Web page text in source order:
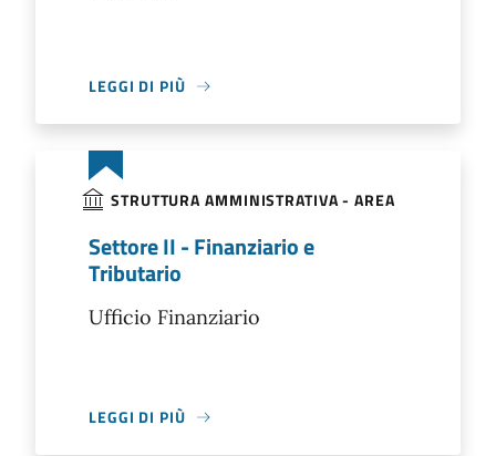
LEGGI DI PIÙ
STRUTTURA AMMINISTRATIVA - AREA
Settore II - Finanziario e
Tributario
Ufficio Finanziario
LEGGI DI PIÙ